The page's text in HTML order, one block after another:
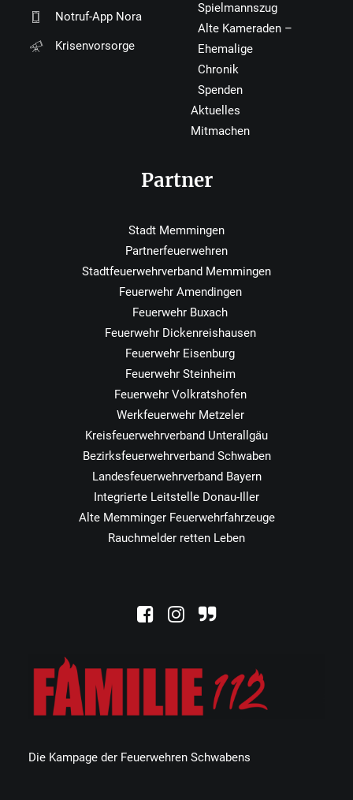
Die Kampage der Feuerwehren Schwabens
Notruf-App Nora
Krisenvorsorge
Spielmannszug
Alte Kameraden –
Ehemalige
Chronik
Spenden
Aktuelles
Mitmachen
Partner
Stadt Memmingen
Partnerfeuerwehren
Stadtfeuerwehrverband Memmingen
Feuerwehr Amendingen
Feuerwehr Buxach
Feuerwehr Dickenreishausen
Feuerwehr Eisenburg
Feuerwehr Steinheim
Feuerwehr Volkratshofen
Werkfeuerwehr Metzeler
Kreisfeuerwehrverband Unterallgäu
Bezirksfeuerwehrverband Schwaben
Landesfeuerwehrverband Bayern
Integrierte Leitstelle Donau-Iller
Alte Memminger Feuerwehrfahrzeuge
Rauchmelder retten Leben